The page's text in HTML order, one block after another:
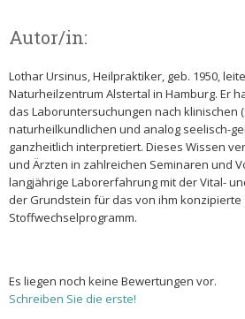
Autor/in:
Lothar Ursinus, Heilpraktiker, geb. 1950,
Naturheilzentrum Alstertal in Hamburg. Er
das Laboruntersuchungen nach klinischen
naturheilkundlichen und analog seelisch-
ganzheitlich interpretiert. Dieses Wissen
und Ärzten in zahlreichen Seminaren und
langjährige Laborerfahrung mit der Vital-
der Grundstein für das von ihm
Stoffwechselprogramm.
Es liegen noch keine Bewertungen vor.
Schreiben Sie die erste!